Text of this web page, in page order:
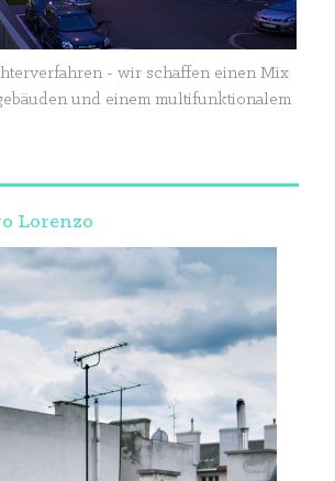
- wir schaffen einen Mix
und einem multifunktionalem
Lorenzo